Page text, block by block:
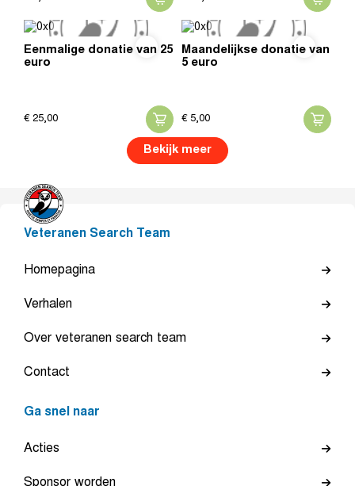
Eenmalige donatie van 25
euro
€ 25,00
Maandelijkse donatie van
5 euro
€ 5,00
Bekijk meer
Veteranen Search Team
Homepagina
Verhalen
Over veteranen search team
Contact
Ga snel naar
Acties
Sponsor worden